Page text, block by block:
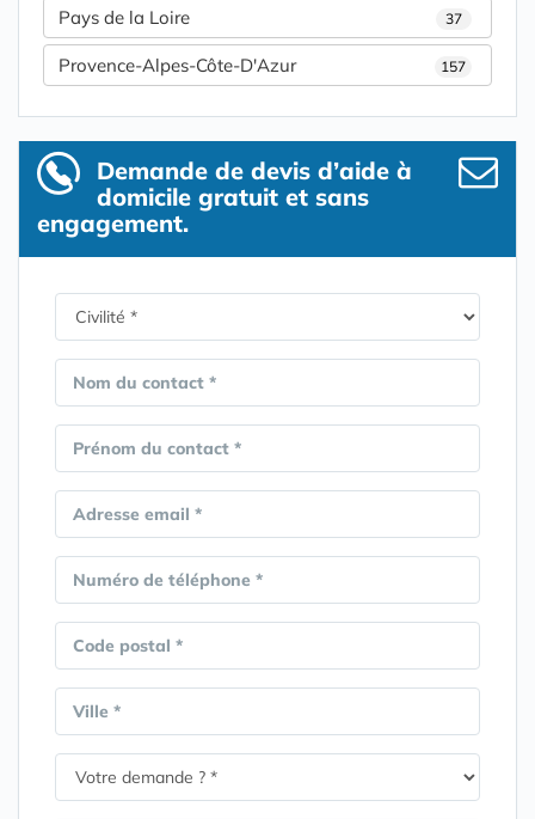
Pays de la Loire 37
Provence-Alpes-Côte-D'Azur 157
Demande de devis d’aide à
domicile gratuit et sans
engagement.
Nom du contact *
Prénom du contact *
Adresse email *
Numéro de téléphone *
Code postal *
Ville *